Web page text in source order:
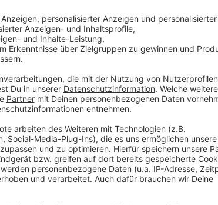
Anzeige
Atze Schröder - "Wat ne Woche" - Der
Anzeige
Was macht der Künstler eigentlich, wenn er nicht
Hier erfahren wir es. Im Podcast " Wat ne Woche"
Geschichten, die lustigsten Anekdoten, intime
Lieblingspromis in die Pfanne, so wie wir ihn kennen
persönlicher Wochenrückblick - so privat wie noch